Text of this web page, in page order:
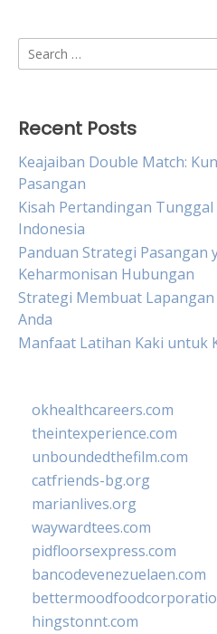
Search
for:
Recent Posts
Keajaiban Double Match:
Pasangan
Kisah Pertandingan
Indonesia
Panduan Strategi
Keharmonisan Hubungan
Strategi Membuat
Anda
Manfaat Latihan Kaki untuk
okhealthcareers.com
theintexperience.com
unboundedthefilm.com
catfriends-bg.org
marianlives.org
waywardtees.com
pidfloorsexpress.com
bancodevenezuelaen.com
hingstonnt.com